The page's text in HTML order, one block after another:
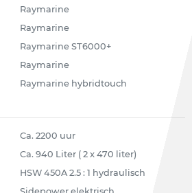
Raymarine
Raymarine
Raymarine ST6000+
Raymarine
Raymarine hybridtouch
Ca. 2200 uur
Ca. 940 Liter ( 2 x 470 liter)
HSW 450A 2.5 : 1 hydraulisch